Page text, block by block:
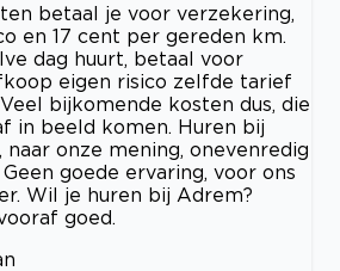
betaal je voor verzekering,
en 17 cent per gereden km.
dag huurt, betaal voor
eigen risico zelfde tarief
bijkomende kosten dus, die
in beeld komen. Huren bij
onze mening, onevenredig
goede ervaring, voor ons
Wil je huren bij Adrem?
goed.